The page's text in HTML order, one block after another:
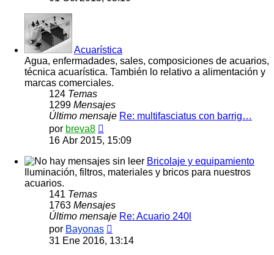
Acuarística
Agua, enfermadades, sales, composiciones de acuarios,
técnica acuarística. También lo relativo a alimentación y
marcas comerciales.
124 Temas
1299 Mensajes
Último mensaje Re: multifasciatus con barrig…
por breva8
último
mensaje
16 Abr 2015, 15:09
Bricolaje y equipamiento
Iluminación, filtros, materiales y bricos para nuestros
acuarios.
141 Temas
1763 Mensajes
Último mensaje Re: Acuario 240l
por Bayonas
último
31 Ene 2016, 13:14